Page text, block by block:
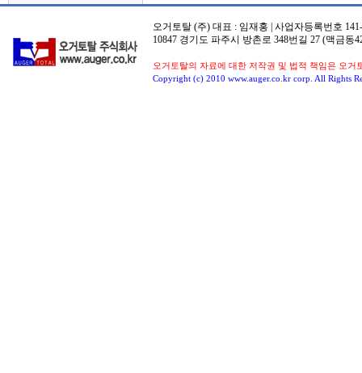
오거토탈 (주) 대표 : 임재홍 | 사업자등록번호
10847 경기도 파주시 방촌로 348번길 27 (맥금동
오거토탈의 자료에 대한 저작권 및 법적 책임은 오
Copyright (c) 2010 www.auger.co.kr corp. All Rights